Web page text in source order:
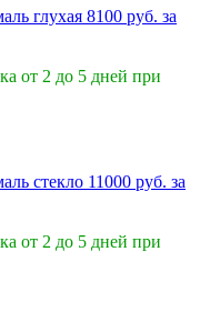
8100 руб. за
от 2 до 5 дней при
11000 руб. за
от 2 до 5 дней при